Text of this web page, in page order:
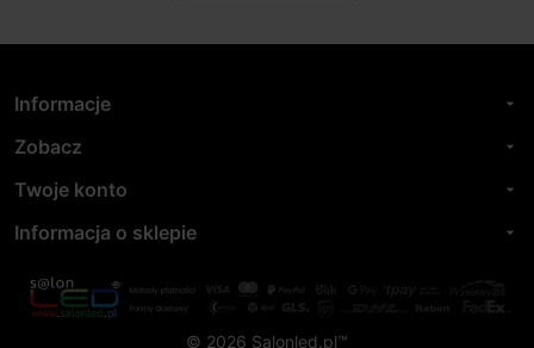
Informacje arrow_drop_down
Zobacz arrow_drop_down
Twoje konto arrow_drop_down
Informacja o sklepie arrow_drop_down
© 2026 Salonled.pl™